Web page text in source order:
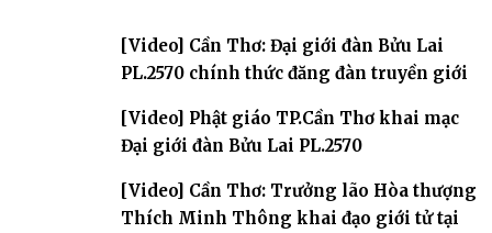
[Video] Cần Thơ: Đại giới đàn Bửu Lai
PL.2570 chính thức đăng đàn truyền giới
[Video] Phật giáo TP.Cần Thơ khai mạc
Đại giới đàn Bửu Lai PL.2570
[Video] Cần Thơ: Trưởng lão Hòa thượng
Thích Minh Thông khai đạo giới tử tại